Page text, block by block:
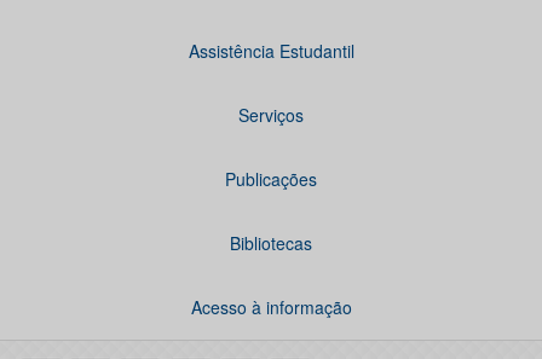
Assistência Estudantil
Serviços
Publicações
Bibliotecas
Acesso à informação